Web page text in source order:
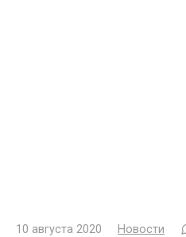
10 августа 2020 Новости